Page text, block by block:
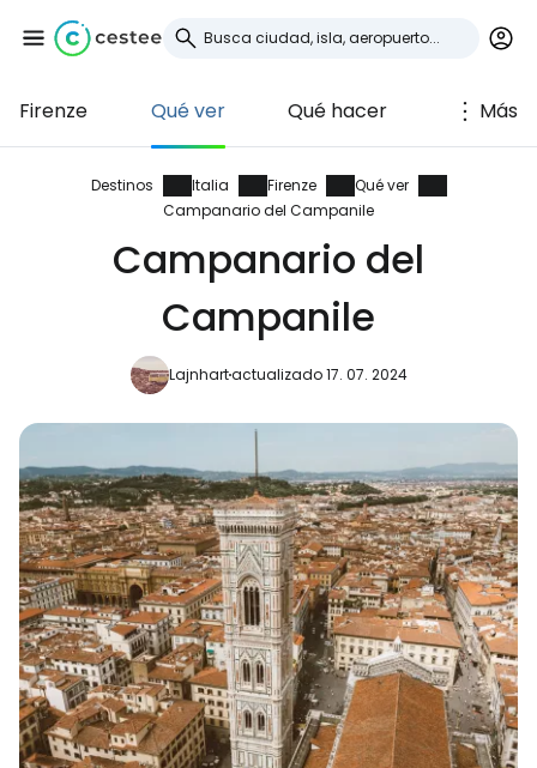
Firenze Qué ver Qué hacer Más
Destinos Italia Firenze
Qué ver
Campanario del Campanile
Campanario del
Campanile
Lajnhartactualizado 17. 07. 2024
Iniciar sesión en
Cestee
... la comunidad mundial de viajeros
Continuar con Google
Continuar con Facebook
Continuar con Email